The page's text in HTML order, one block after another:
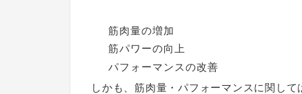
筋肉量の増加
筋パワーの向上
パフォーマンスの改善
しかも、筋肉量・パフォーマンスに関して